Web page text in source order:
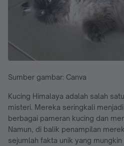
Sumber gambar: Canva
Kucing Himalaya adalah salah
misteri. Mereka seringkali
berbagai pameran kucing dan
Namun, di balik penampilan
sejumlah fakta unik yang